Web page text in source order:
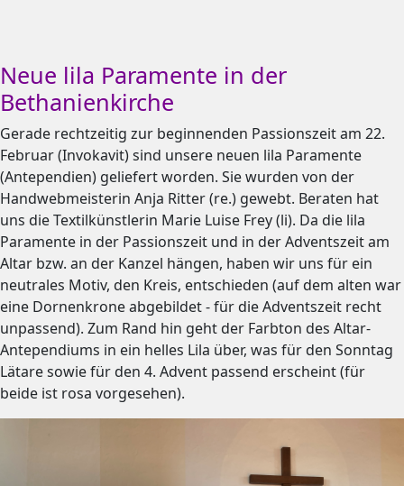
Neue lila Paramente in der
Bethanienkirche
Gerade rechtzeitig zur beginnenden Passionszeit am 22.
Februar (Invokavit) sind unsere neuen lila Paramente
(Antependien) geliefert worden. Sie wurden von der
Handwebmeisterin Anja Ritter (re.) gewebt. Beraten hat
uns die Textilkünstlerin Marie Luise Frey (li). Da die lila
Paramente in der Passionszeit und in der Adventszeit am
Altar bzw. an der Kanzel hängen, haben wir uns für ein
neutrales Motiv, den Kreis, entschieden (auf dem alten war
eine Dornenkrone abgebildet - für die Adventszeit recht
unpassend). Zum Rand hin geht der Farbton des Altar-
Antependiums in ein helles Lila über, was für den Sonntag
Lätare sowie für den 4. Advent passend erscheint (für
beide ist rosa vorgesehen).